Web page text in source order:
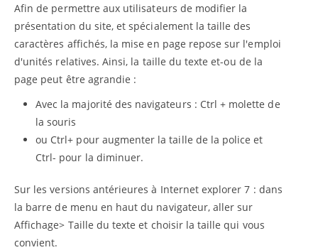
Afin de permettre aux utilisateurs de modifier la
présentation du site, et spécialement la taille des
caractères affichés, la mise en page repose sur l'emploi
d'unités relatives. Ainsi, la taille du texte et-ou de la
page peut être agrandie :
Avec la majorité des navigateurs : Ctrl + molette de
la souris
ou Ctrl+ pour augmenter la taille de la police et
Ctrl- pour la diminuer.
Sur les versions antérieures à Internet explorer 7 : dans
la barre de menu en haut du navigateur, aller sur
Affichage> Taille du texte et choisir la taille qui vous
convient.